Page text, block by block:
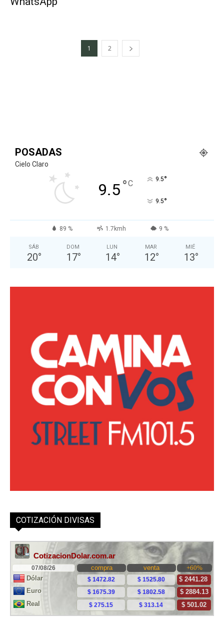
1 2
POSADAS
Cielo Claro
9.5°C 9.5°
9.5°
89 % 1.7kmh 9 %
SÁB
20°
DOM
17°
LUN
14°
MAR
12°
MIÉ
13°
COTIZACIÓN DIVISAS